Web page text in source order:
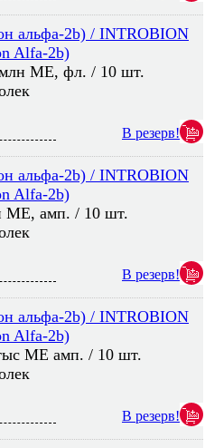
альфа-2b) / INTROBION
Alfa-2b)
МЕ, фл. / 10 шт.
В резерв!
альфа-2b) / INTROBION
Alfa-2b)
МE, амп. / 10 шт.
В резерв!
альфа-2b) / INTROBION
Alfa-2b)
МЕ амп. / 10 шт.
В резерв!